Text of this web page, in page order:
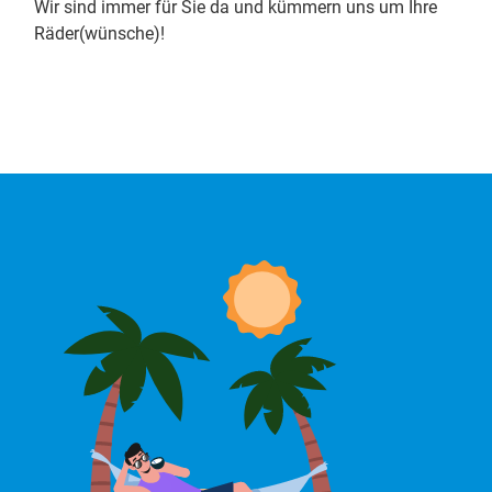
Wir sind immer für Sie da und kümmern uns um Ihre
Räder(wünsche)!